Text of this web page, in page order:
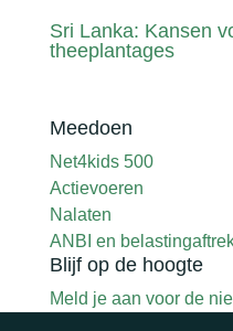
Sri Lanka: Kansen
theeplantages
Meedoen
Net4kids 500
Actievoeren
Nalaten
ANBI en
Blijf op de hoogte
Meld je aan voor de